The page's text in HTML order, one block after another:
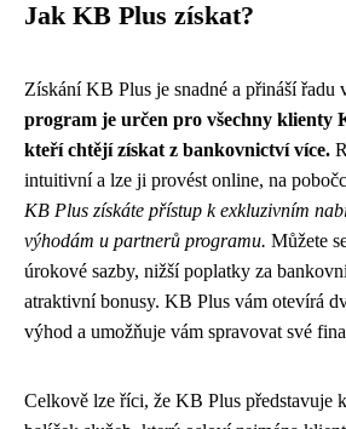
Jak KB Plus získat?
Získání KB Plus je snadné a přináší řadu
program je určen pro všechny klienty
kteří chtějí získat z bankovnictví více.
intuitivní a lze ji provést online, na
KB Plus získáte přístup k exkluzivním
výhodám u partnerů programu. Můžete
úrokové sazby, nižší poplatky za
atraktivní bonusy. KB Plus vám otevírá
výhod a umožňuje vám spravovat své
Celkově lze říci, že KB Plus představuje